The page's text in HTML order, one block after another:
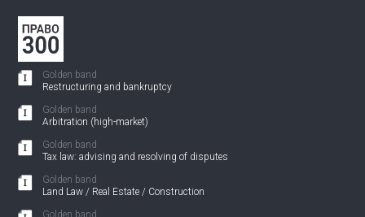
Golden band
Restructuring and bankruptcy
Golden band
Arbitration (high-market)
Golden band
Tax law: advising and resolving of disputes
Golden band
Land Law / Real Estate / Construction